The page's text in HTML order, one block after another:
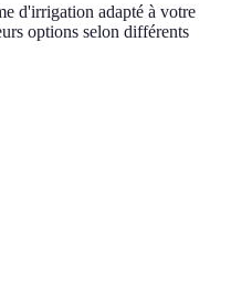
d'irrigation adapté à votre
options selon différents